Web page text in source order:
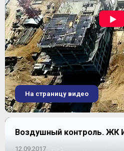
На страницу видео
Воздушный контроль. ЖК
12.09.2017